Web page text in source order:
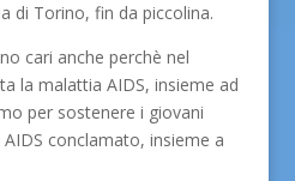
di Torino, fin da piccolina.
cari anche perchè nel
la malattia AIDS, insieme ad
per sostenere i giovani
conclamato, insieme a